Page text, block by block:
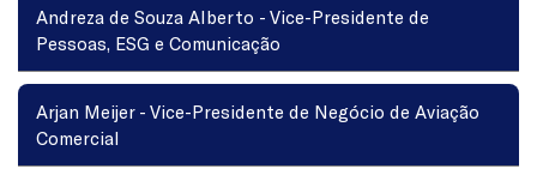
Andreza de Souza Alberto - Vice-Presidente de
Pessoas, ESG e Comunicação
Arjan Meijer - Vice-Presidente de Negócio de Aviação
Comercial